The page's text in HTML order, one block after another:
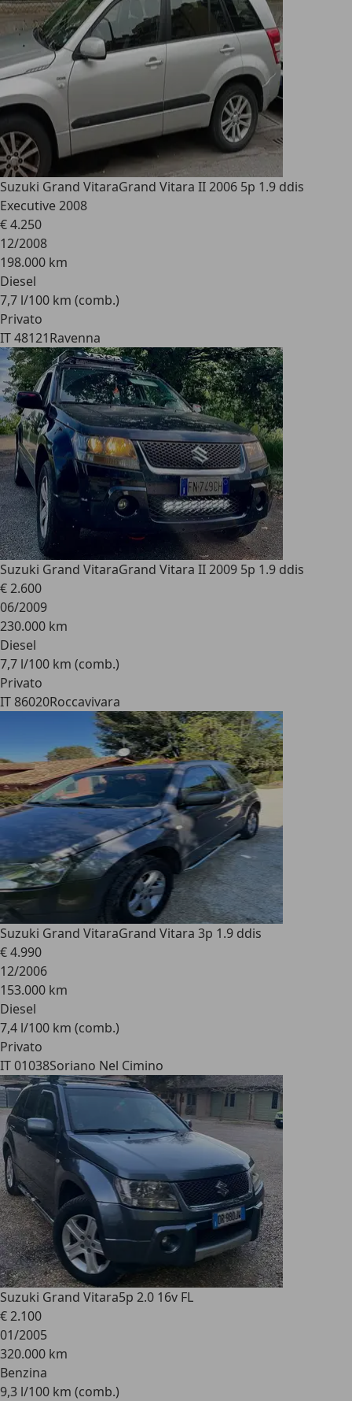
Suzuki Grand VitaraGrand Vitara II 2006 5p 1.9 ddis
Executive 2008
€ 4.250
12/2008
198.000 km
Diesel
7,7 l/100 km (comb.)
Privato
IT 48121Ravenna
Suzuki Grand VitaraGrand Vitara II 2009 5p 1.9 ddis
€ 2.600
06/2009
230.000 km
Diesel
7,7 l/100 km (comb.)
Privato
IT 86020Roccavivara
Suzuki Grand VitaraGrand Vitara 3p 1.9 ddis
€ 4.990
12/2006
153.000 km
Diesel
7,4 l/100 km (comb.)
Privato
IT 01038Soriano Nel Cimino
Suzuki Grand Vitara5p 2.0 16v FL
€ 2.100
01/2005
320.000 km
Benzina
9,3 l/100 km (comb.)